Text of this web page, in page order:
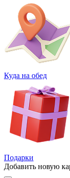
Куда на обед
Подарки
Добавить новую